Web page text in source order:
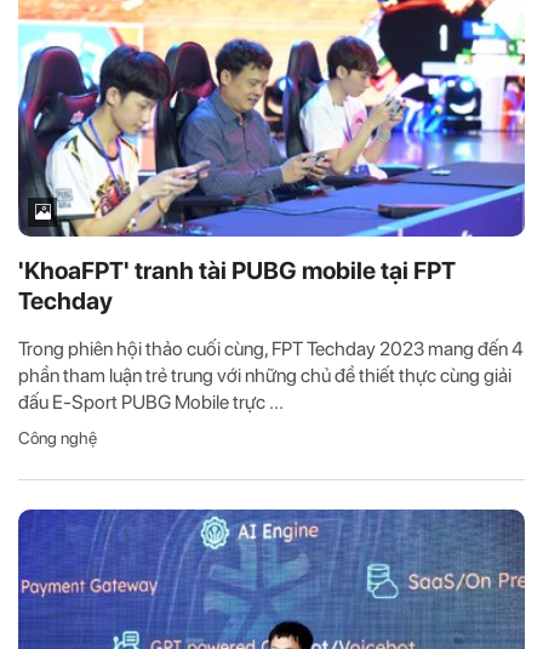
'KhoaFPT' tranh tài PUBG mobile tại FPT
Techday
Trong phiên hội thảo cuối cùng, FPT Techday 2023 mang đến 4
phần tham luận trẻ trung với những chủ đề thiết thực cùng giải
đấu E-Sport PUBG Mobile trực ...
Công nghệ